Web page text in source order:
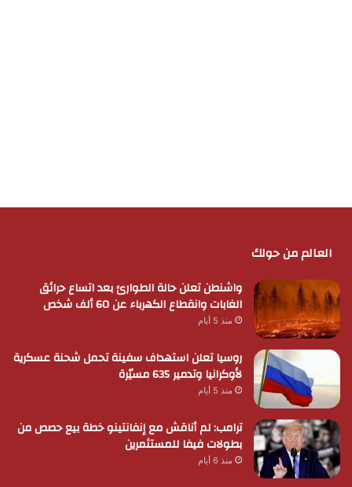
العالم من حولك
واشنطن تعلن حالة الطوارئ بعد اتساع حرائق
الغابات وانقطاع الكهرباء عن 60 ألف شخص
منذ 5 أيام
روسيا تعلن استهداف سفينة تحمل شحنة عسكرية
لأوكرانيا وتدمير 635 مسيّرة
منذ 5 أيام
ترامب: لم أناقش مع إنفانتينو خطة بيع حصص من
بطولات فيفا للمستثمرين
منذ 6 أيام